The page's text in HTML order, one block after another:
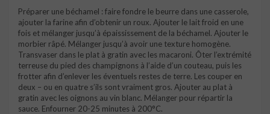
Préparer une béchamel : faire fondre le beurre dans une casserole,
ajouter la farine afin d’obtenir un roux. Ajouter le lait froid en une
fois et mélanger jusqu’à épaississement de la béchamel. Ajouter le
morbier râpé. Mélanger jusqu’à avoir une texture homogène.
Transvaser dans le plat à gratin avec les macaroni. Ôter l’extrémité
terreuse du pied des champignons à l’aide d’un couteau, puis les
frotter afin d’enlever les éventuels restes de terre. Les couper en
deux – ou en quatre s’ils sont vraiment gros. Ajouter au plat à
gratin avec les oignons au vin blanc. Mélanger pour répartir la
sauce. Enfourner 20-25 minutes à 200°C.